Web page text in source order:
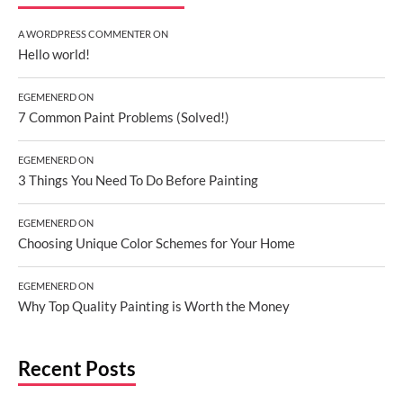
A WORDPRESS COMMENTERON
Hello world!
EGEMENERDON
7 Common Paint Problems (Solved!)
EGEMENERDON
3 Things You Need To Do Before Painting
EGEMENERDON
Choosing Unique Color Schemes for Your Home
EGEMENERDON
Why Top Quality Painting is Worth the Money
Recent Posts